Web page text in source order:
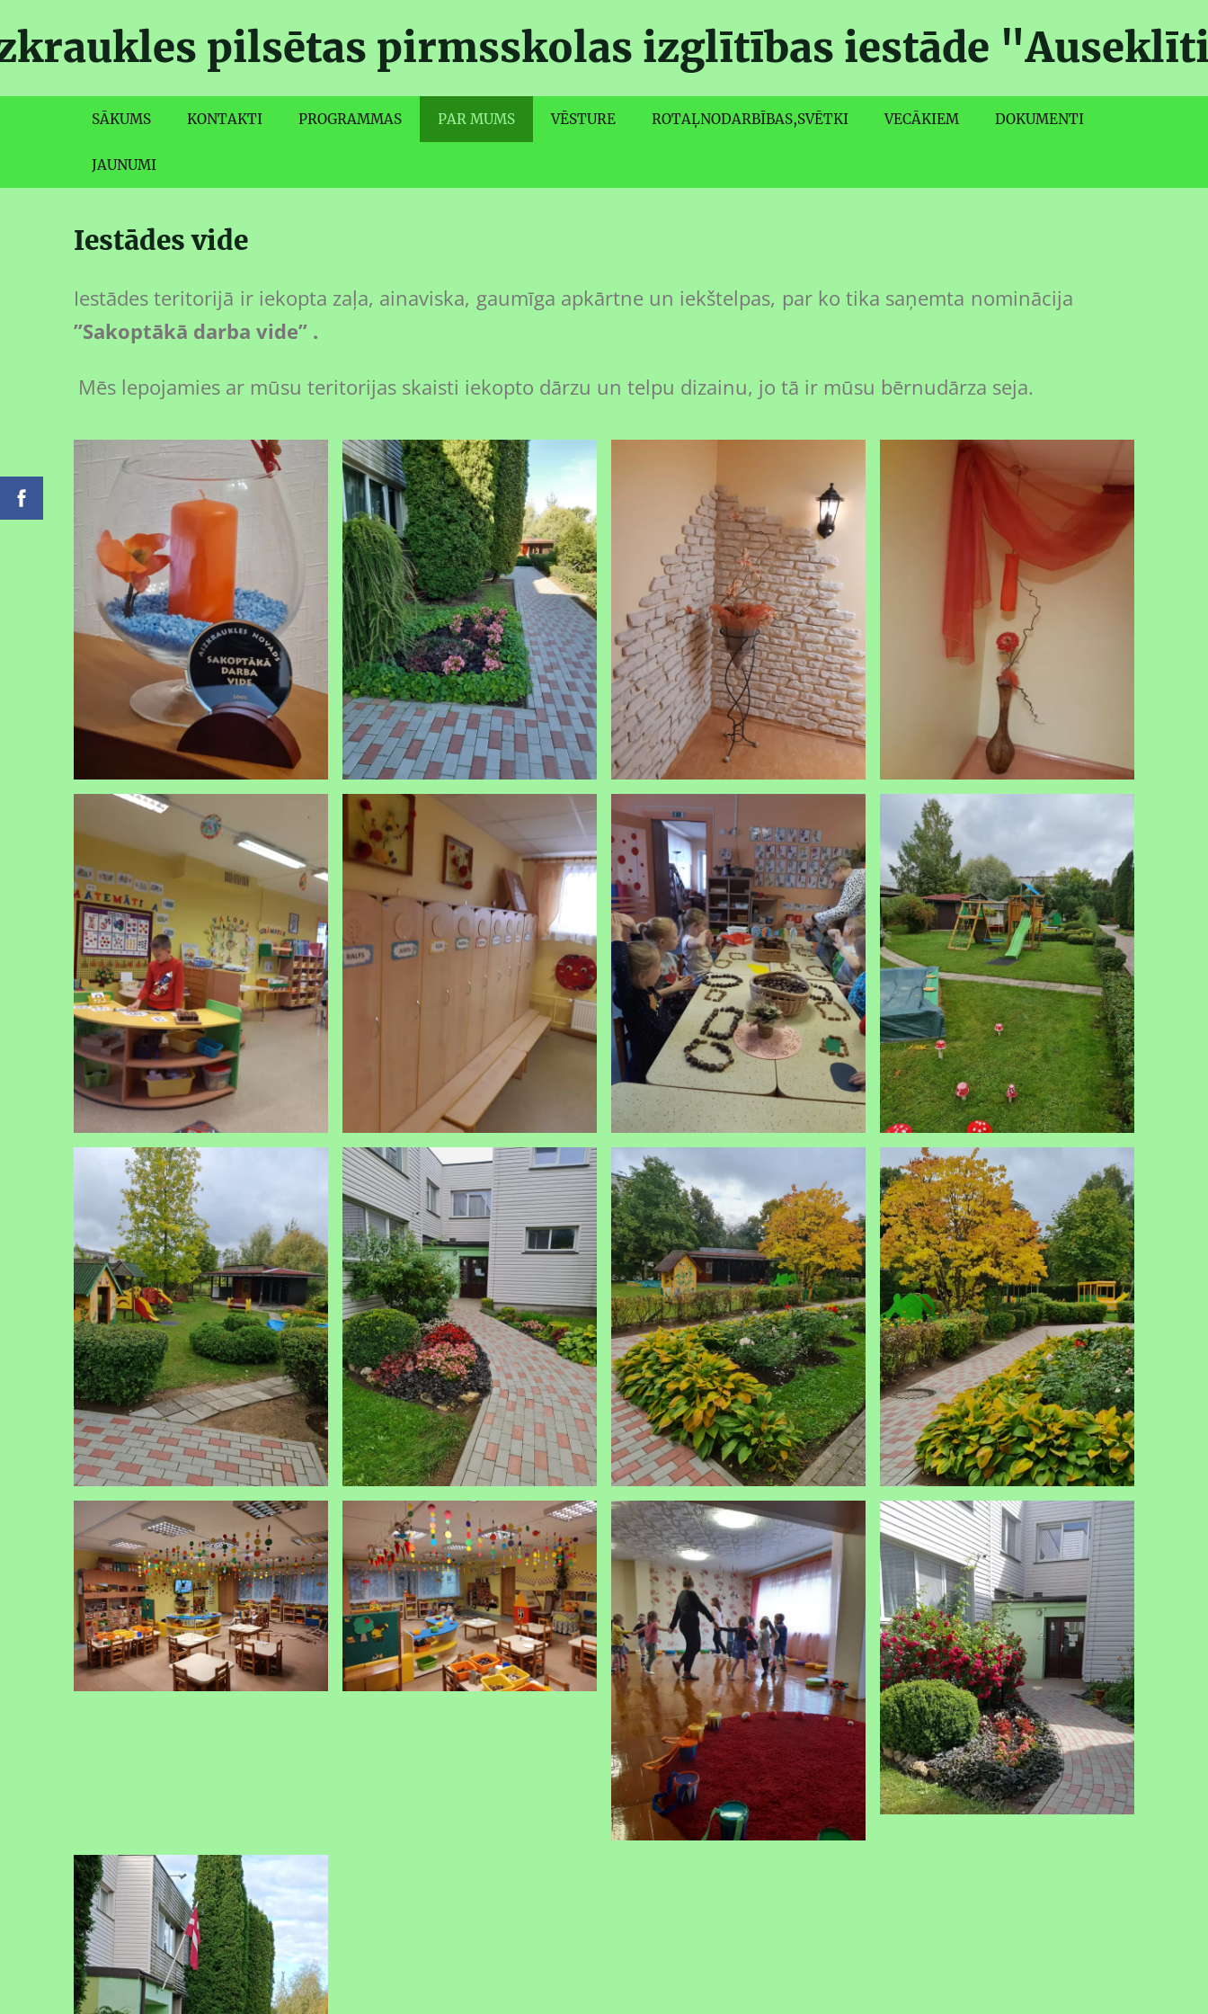
pilsētas pirmsskolas izglītības iestāde
SĀKUMS KONTAKTI PROGRAMMAS PAR MUMS VĒSTURE ROTAĻNODARBĪBAS,SVĒTKI VECĀKIEM DOKUMENTI
JAUNUMI
Iestādes vide
Iestādes teritorijā ir iekopta zaļa, ainaviska, gaumīga apkārtne un iekštelpas, par ko tika saņemta nominācija
”Sakoptākā darba vide” .
Mēs lepojamies ar mūsu teritorijas skaisti iekopto dārzu un telpu dizainu, jo tā ir mūsu bērnudārza seja.